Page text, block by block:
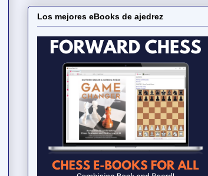
Los mejores eBooks de ajedrez